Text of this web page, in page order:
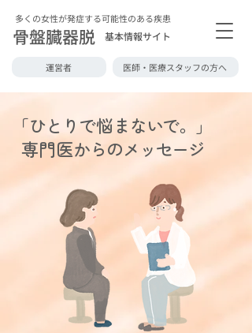
多くの女性が発症する可能性のある疾患
骨盤臓器脱 基本情報サイト
運営者 医師・医療スタッフの方へ
「ひとり で悩まないで。 」
専門医からのメッセージ